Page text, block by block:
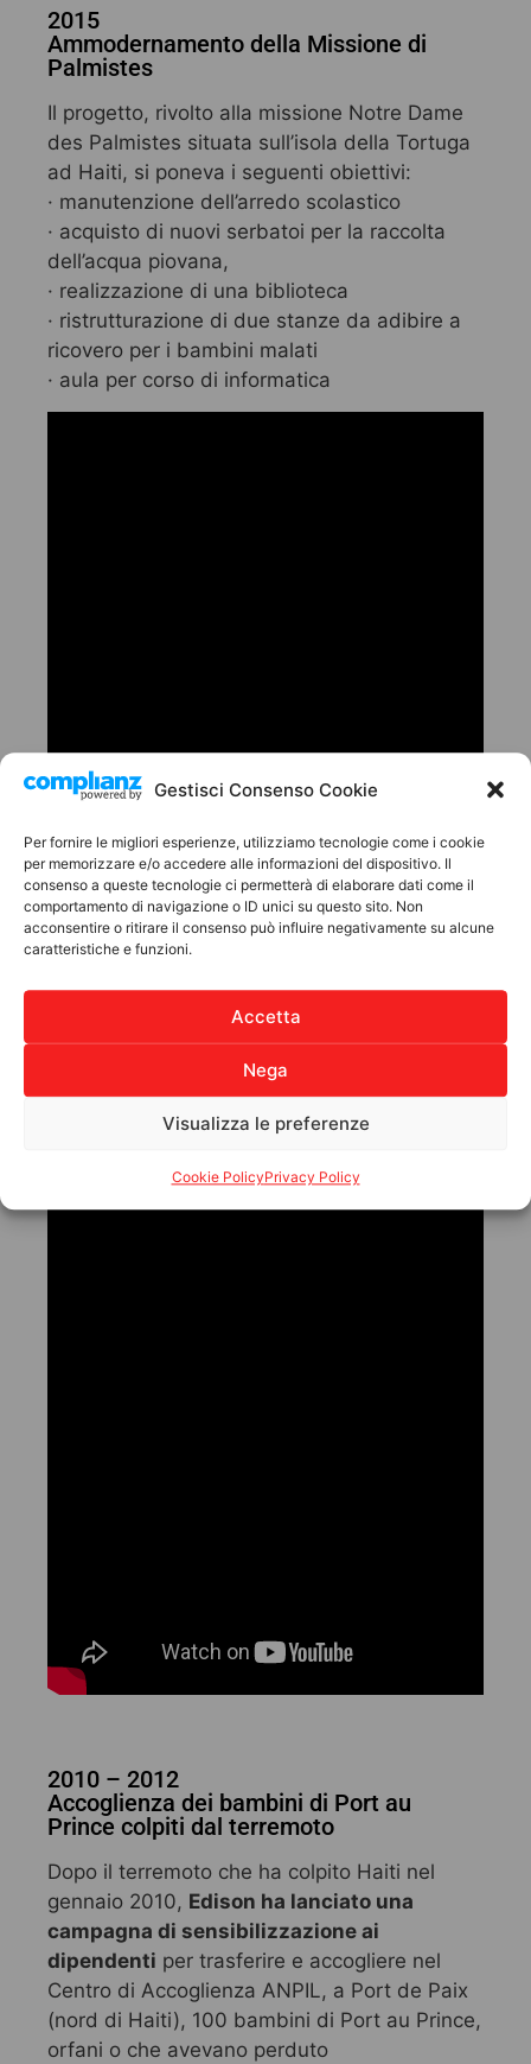
Gestisci Consenso Cookie
Per fornire le migliori esperienze, utilizziamo tecnologie come i cookie
per memorizzare e/o accedere alle informazioni del dispositivo. Il
consenso a queste tecnologie ci permetterà di elaborare dati come il
comportamento di navigazione o ID unici su questo sito. Non
acconsentire o ritirare il consenso può influire negativamente su alcune
caratteristiche e funzioni.
Accetta
Nega
Visualizza le preferenze
Cookie PolicyPrivacy Policy
2015
Ammodernamento della Missione di
Palmistes
Il progetto, rivolto alla missione Notre Dame
des Palmistes situata sull’isola della Tortuga
ad Haiti, si poneva i seguenti obiettivi:
· manutenzione dell’arredo scolastico
· acquisto di nuovi serbatoi per la raccolta
dell’acqua piovana,
· realizzazione di una biblioteca
· ristrutturazione di due stanze da adibire a
ricovero per i bambini malati
· aula per corso di informatica
Laboratorio di Informatica
APPROFONDIMENTO MANCANTE – DA
SEGNALARE AL CLIENTE
2010 – 2012
Accoglienza dei bambini di Port au
Prince colpiti dal terremoto
Dopo il terremoto che ha colpito Haiti nel
gennaio 2010, Edison ha lanciato una
campagna di sensibilizzazione ai
dipendenti per trasferire e accogliere nel
Centro di Accoglienza ANPIL, a Port de Paix
(nord di Haiti), 100 bambini di Port au Prince,
orfani o che avevano perduto